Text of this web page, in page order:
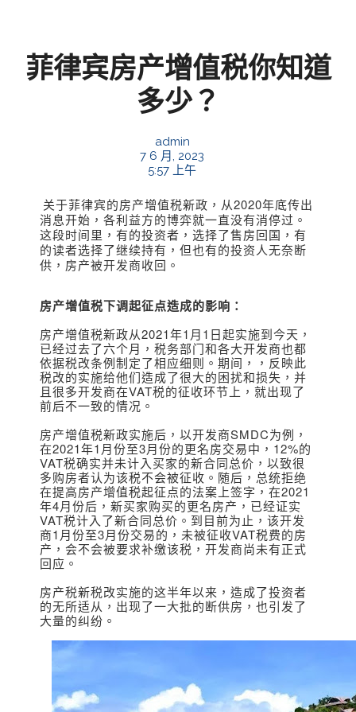
菲律宾房产增值税你知道
多少？
admin
7 6 月, 2023
5:57 上午
关于菲律宾的房产增值税新政，从2020年底传出
消息开始，各利益方的博弈就一直没有消停过 。
这段时间里，有的投资者，选择了售房回国，有
的读者选择了继续持有，但也有的投资人无奈断
供，房产被开发商收回。
房产增值税下调起征点造成的影响：
房产增值税新政从2021年1月1日起实施到今天，
已经过去了六个月，税务部门和各大开发商也都
依据税改条例制定了相应细则。期间，，反映此
税改的实施给他们造成了很大的困扰和损失，并
且很多开发商在VAT税的征收环节上，就出现了
前后不一致的情况。
房产增值税新政实施后，以开发商SMDC为例，
在2021年1月份至3月份的更名房交易中，12%的
VAT税确实并未计入买家的新合同总价，以致很
多购房者认为该税不会被征收。随后，总统拒绝
在提高房产增值税起征点的法案上签字，在2021
年4月份后，新买家购买的更名房产，已经证实
VAT税计入了新合同总价。到目前为止，该开发
商1月份至3月份交易的，未被征收VAT税费的房
产，会不会被要求补缴该税，开发商尚未有正式
回应。
房产税新税改实施的这半年以来，造成了投资者
的无所适从，出现了一大批的断供房，也引发了
大量的纠纷。